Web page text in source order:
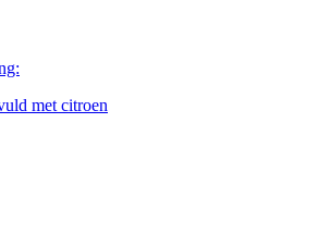
met citroen